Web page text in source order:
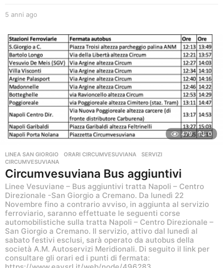
5 anni ago
n
n
i
a
g
o
479 0
LINEA SAN GIORGIO ,ORARI CIRCUMVESUVIANA ,SERVIZI
CIRCUMVESUVIANA
Circumvesuviana Bus aggiuntivi
Linee Vesuviane – Bus aggiuntivi tratta Napoli – Centro
Direzionale -San Giorgio a Cremano. Da lunedì 22
Novembre fino a contrario avviso, in aggiunta al servizio
ferroviario, saranno effettuate le seguenti corse
automobilistiche sulla tratta Napoli – Centro Direzionale –
San Giorgio a Cremano. Il servizio, attivo dal lunedì al
sabato festivi esclusi, sarà operato da autobus della
società A.M. Autoservizi Meridionali. Di seguito il link per
consultare gli orari ed i punti di fermata: